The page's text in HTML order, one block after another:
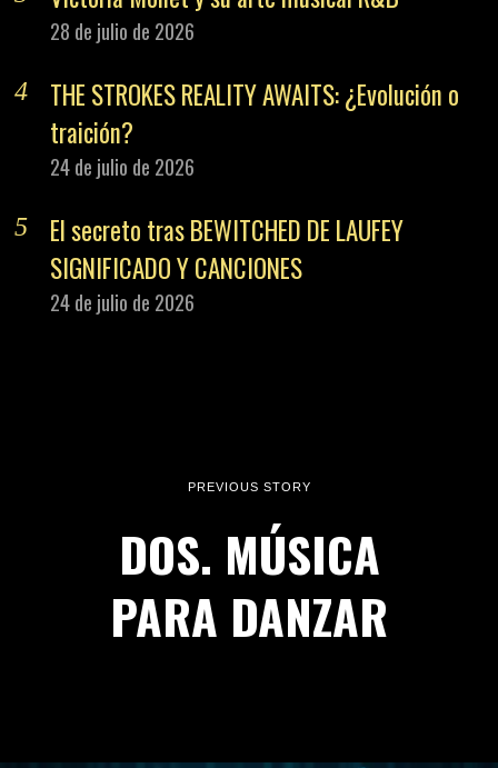
28 de julio de 2026
THE STROKES REALITY AWAITS: ¿Evolución o
traición?
24 de julio de 2026
El secreto tras BEWITCHED DE LAUFEY
SIGNIFICADO Y CANCIONES
24 de julio de 2026
PREVIOUS STORY
DOS. MÚSICA
PARA DANZAR